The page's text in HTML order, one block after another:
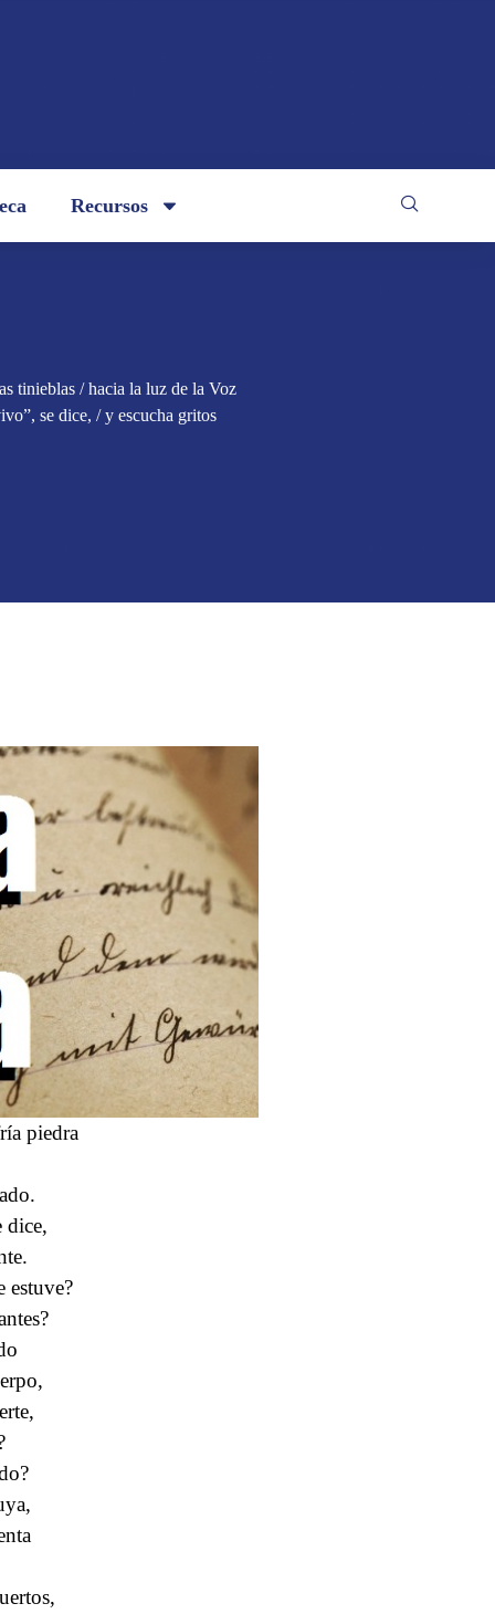
Recursos
tinieblas / hacia la luz de la Voz
se dice, / y escucha gritos
piedra
dice,
estuve?